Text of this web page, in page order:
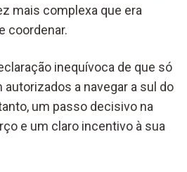
mais complexa que era
coordenar.
inequívoca de que só
a navegar a sul do
um passo decisivo na
e um claro incentivo à sua